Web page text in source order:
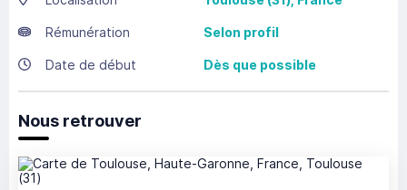
Rémunération Selon profil
Date de début Dès que possible
Nous retrouver